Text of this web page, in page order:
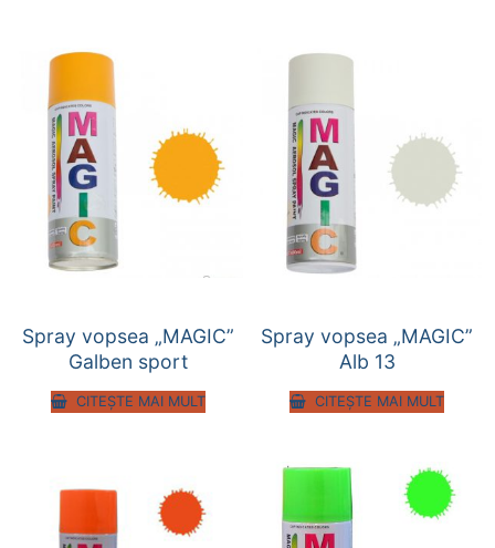
Spray vopsea „MAGIC”
Galben sport
CITEȘTE MAI MULT
Spray vopsea „MAGIC”
Alb 13
CITEȘTE MAI MULT